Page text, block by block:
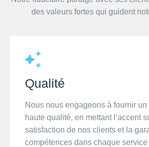
des valeurs fortes qui guident
Qualité
Nous nous engageons à fournir un
haute qualité, en mettant l’accent
satisfaction de nos clients et la
compétences dans chaque